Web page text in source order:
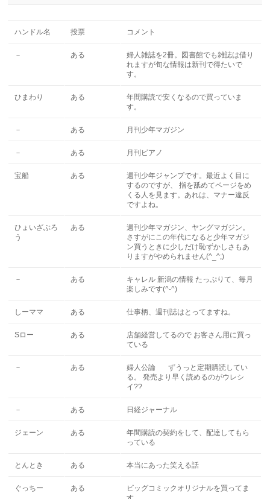
ハンドル名 投票 コメント
－ ある
婦人雑誌を2冊。図書館でも雑誌は借り
れますが旬な情報は新刊で得たいで
す。
ひまわり ある
年間購読で安くなるので買っていま
す。
－ ある 月刊少年マガジン
－ ある 月刊ピアノ
宝船 ある
週刊少年ジャンプです。最近よく目に
するのですが、 指を舐めてページをめ
くる人を見ます。あれは、マナー違反
ですよね。
ひょいざぶろ
う
ある
週刊少年マガジン、ヤングマガジン。
さすがにこの年代になると少年マガジ
ン買うときに少しだけ恥ずかしさもあ
りますがやめられません(^_^;)
－ ある
キャレル 新潟の情報 たっぷりて、毎月
楽しみです(^-^)
しーママ ある 仕事柄、週刊誌はとってますね。
Sロー ある
店舗経営してるので お客さん用に買っ
ている
－ ある
婦人公論 ずうっと定期購読してい
る。 発売より早く読めるのがウレシ
イ??
－ ある 日経ジャーナル
ジェーン ある
年間購読の契約をして、配達してもら
っている
とんとき ある 本当にあった笑える話
ぐっちー ある
ビッグコミックオリジナルを買ってま